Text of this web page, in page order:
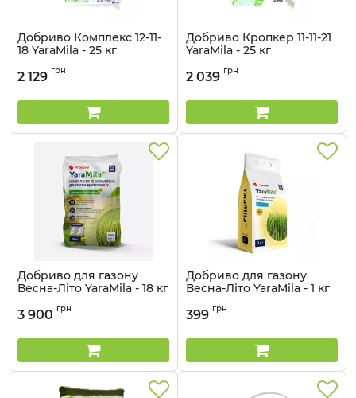
Добриво Комплекс 12-11-
18 YaraMila - 25 кг
2 129 грн
Добриво Кропкер 11-11-21
YaraMila - 25 кг
2 039 грн
Добриво для газону
Весна-Літо YaraMila - 18 кг
3 900 грн
Добриво для газону
Весна-Літо YaraMila - 1 кг
399 грн